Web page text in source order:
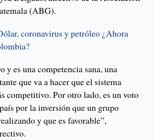
(ABG).
coronavirus y petróleo ¿Ahora
y es una competencia sana, una
que va a hacer que el sistema
competitivo. Por otro lado, es un voto
por la inversión que un grupo
y que es favorable”,